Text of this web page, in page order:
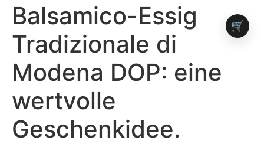
Balsamico-Essig
Tradizionale di
Modena DOP: eine
wertvolle
Geschenkidee.
🛒